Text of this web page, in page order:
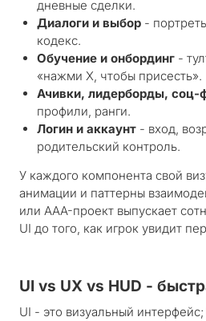
дневные сделки.
Диалоги и выбор -
кодекс.
Обучение и онбординг -
«нажми X, чтобы присесть».
Ачивки, лидерборды, соц-
профили, ранги.
Логин и аккаунт - вход,
родительский контроль.
У каждого компонента свой
анимации и паттерны
или AAA-проект выпускает
UI до того, как игрок увидит
UI vs UX vs HUD -
UI - это визуальный